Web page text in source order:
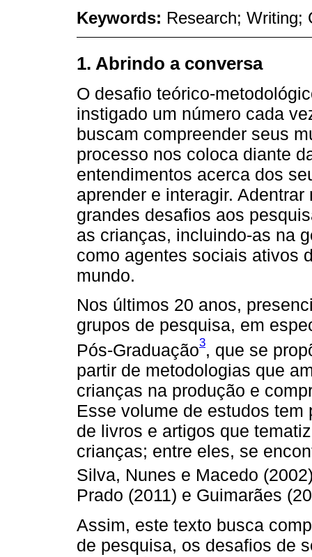
Keywords: Research; Writing;
1. Abrindo a conversa
O desafio teórico-
instigado um número cada
buscam compreender seus
processo nos coloca diante
entendimentos acerca dos
aprender e interagir.
grandes desafios aos
as crianças, incluindo-as na
como agentes sociais ativos
mundo.
Nos últimos 20 anos,
grupos de pesquisa, em
Pós-Graduação3, que se
partir de metodologias que
crianças na produção e
Esse volume de estudos
de livros e artigos que
crianças; entre eles, se
Silva, Nunes e Macedo
Prado (2011) e Guimarães
Assim, este texto busca
de pesquisa, os desafios de